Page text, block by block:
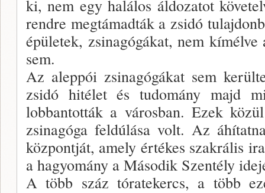
ki, nem egy halálos áldozatot
rendre megtámadták a zsidó
épületek, zsinagógákat, nem
sem.
Az aleppói zsinagógákat sem
zsidó hitélet és tudomány majd
lobbantották a városban. Ezek
zsinagóga feldúlása volt. Az
központját, amely értékes szakrális
a hagyomány a Második Szentély
A több száz tóratekercs, a több